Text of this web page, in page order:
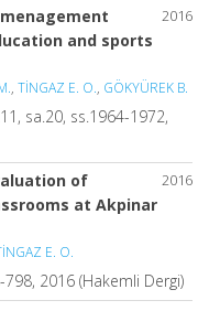
2016
and sports
, TİNGAZ E. O., GÖKYÜREK B.
sa.20, ss.1964-1972,
2016
of
at Akpinar
E. O.
798, 2016 (Hakemli Dergi)